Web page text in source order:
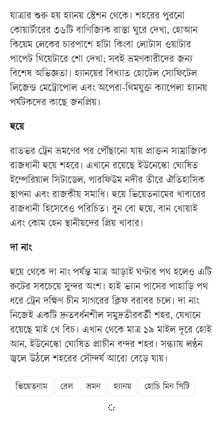
যাত্রার শুরু হয় হ্যানয় স্টেশন থেকে। শহরের পুরনো
কোয়ার্টারের ৩৬টি বাণিজ্যিক রাস্তা ঘুরে দেখা, হোআন
কিয়েম লেকের চারপাশে হাঁটা কিংবা লোটাস ওয়াটার
পাপেট থিয়েটারে শো দেখা; সবই ভ্রমণকারীদের জন্য
বিশেষ অভিজ্ঞতা। হ্যানয়ের বিখ্যাত হোটেল সোফিটেল
লিজেন্ড মেট্রোপোল এবং অপেরা-থিমযুক্ত ক্যাপেলা হ্যানয়
পর্যটকদের কাছে জনপ্রিয়।
হুয়ে
রাতভর ট্রেন ভ্রমণের পর পৌঁছানো যায় প্রাক্তন সাম্রাজ্যিক
রাজধানী হুয়ে শহরে। এখানে রয়েছে ইউনেস্কো ঘোষিত
ইম্পেরিয়াল সিটাডেল, পারফিউম নদীর তীরে ঐতিহাসিক
স্থাপনা এবং রাজকীয় সমাধি। হুয়ে ভিয়েতনামের খাবারের
রাজধানী হিসেবেও পরিচিত। বুন বো হুয়ে, বান খোয়াই
এবং কোম হেন স্থানীয়দের প্রিয় খাবার।
দা নাং
হুয়ে থেকে দা নাং পর্যন্ত মাত্র আড়াই ঘণ্টার পথ হলেও এটি
রুটের সবচেয়ে সুন্দর অংশ। হাই ভ্যান পাসের পাহাড়ি পথ
ধরে ট্রেন দক্ষিণ চীন সাগরের ক্লিফ বরাবর চলে। দা নাং
নিজেই একটি দ্রুতবর্ধনশীল সমুদ্রতীরবর্তী শহর, যেখানে
রয়েছে মাই খে বিচ। এখান থেকে মাত্র ১৯ মাইল দূরে হোই
আন, ইউনেস্কো ঘোষিত প্রাচীন বন্দর শহর। সন্ধ্যায় লণ্ঠন
জ্বলে উঠলে শহরের সৌন্দর্য আরো বেড়ে যায়।
ভিয়েতনাম রেল ভ্রমন হ্যানয় হোচি মিন সিটি